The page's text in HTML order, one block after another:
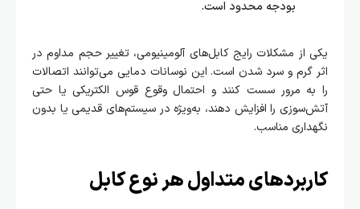
بودجه محدود است.
یکی از مشکلات رایج کابل‌های آلومینیومی، تغییر حجم مداوم در
اثر گرم و سرد شدن است. این نوسانات دمایی می‌توانند اتصالات
را به‌ مرور سست کنند و احتمال وقوع قوس الکتریکی یا حتی
آتش‌سوزی را افزایش دهند، به‌ویژه در سیستم‌های قدیمی یا بدون
نگهداری مناسب.
کاربردهای متداول هر نوع کابل